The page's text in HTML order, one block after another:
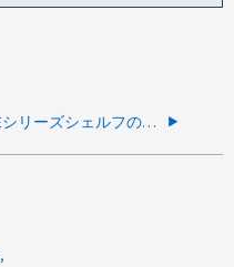
Eシリーズシェルフのホットアド後にドライブがバイパスされ、パスの冗長性が失われました